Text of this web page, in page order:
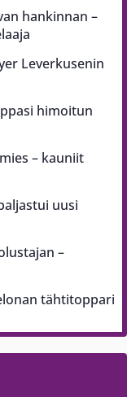
hankinnan –
Leverkusenin
himoitun
– kauniit
uusi
–
tähtitoppari